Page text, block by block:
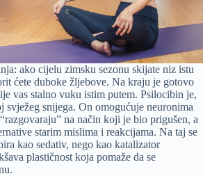
ako cijelu zimsku sezonu skijate niz istu
ćete duboke žljebove. Na kraju je gotovo
vas stalno vuku istim putem. Psilocibin je,
snijega. On omogućuje neuronima
na način koji je bio prigušen, a
starim mislima i reakcijama. Na taj se
kao sedativ, nego kao katalizator
plastičnost koja pomaže da se